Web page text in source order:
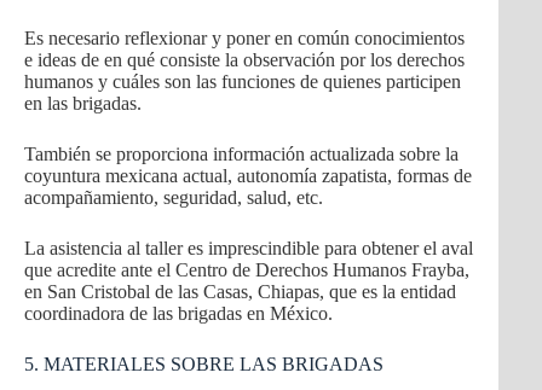
Es necesario reflexionar y poner en común conocimientos
e ideas de en qué consiste la observación por los derechos
humanos y cuáles son las funciones de quienes participen
en las brigadas.
También se proporciona información actualizada sobre la
coyuntura mexicana actual, autonomía zapatista, formas de
acompañamiento, seguridad, salud, etc.
La asistencia al taller es imprescindible para obtener el aval
que acredite ante el Centro de Derechos Humanos Frayba,
en San Cristobal de las Casas, Chiapas, que es la entidad
coordinadora de las brigadas en México.
5. MATERIALES SOBRE LAS BRIGADAS